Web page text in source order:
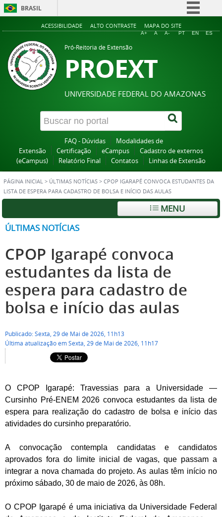
BRASIL
Simplifique!
Acesso à informação
ACESSIBILIDADE ALTO CONTRASTE MAPA DO SITE
A+ A A- PT EN ES
Pró-Reitoria de Extensão
PROEXT
UNIVERSIDADE FEDERAL DO AMAZONAS
FAQ - Dúvidas
Modalidades de
Extensão
Certificação eCampus
Cadastro de externos
(eCampus)
Relatório Final Contatos Linhas de Extensão
PÁGINA INICIAL > ÚLTIMAS NOTÍCIAS > CPOP IGARAPÉ CONVOCA ESTUDANTES DA
LISTA DE ESPERA PARA CADASTRO DE BOLSA E INÍCIO DAS AULAS
MENU
ÚLTIMAS NOTÍCIAS
CPOP Igarapé convoca
estudantes da lista de
espera para cadastro de
bolsa e início das aulas
Publicado: Sexta, 29 de Mai de 2026, 11h13
Última atualização em Sexta, 29 de Mai de 2026, 11h17
O CPOP Igarapé: Travessias para a Universidade —
Cursinho Pré-ENEM 2026 convoca estudantes da lista de
espera para realização do cadastro de bolsa e início das
atividades do cursinho preparatório.
A convocação contempla candidatas e candidatos
aprovados fora do limite inicial de vagas, que passam a
integrar a nova chamada do projeto. As aulas têm início no
próximo sábado, 30 de maio de 2026, às 08h.
O CPOP Igarapé é uma iniciativa da Universidade Federal